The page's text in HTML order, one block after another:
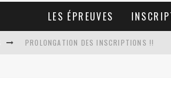
LES ÉPREUVES
PROLONGATION DES INSCRIPTIONS !!